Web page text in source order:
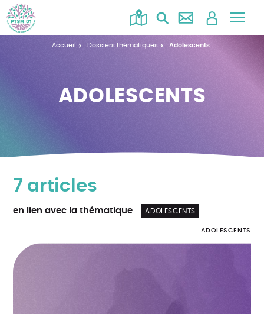
au
menu
Accueil Dossiers thématiques Adolescents
ADOLESCENTS
7 articles
en lien avec la thématique ADOLESCENTS
ADOLESCENTS